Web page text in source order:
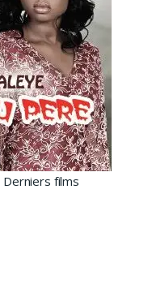
Derniers films